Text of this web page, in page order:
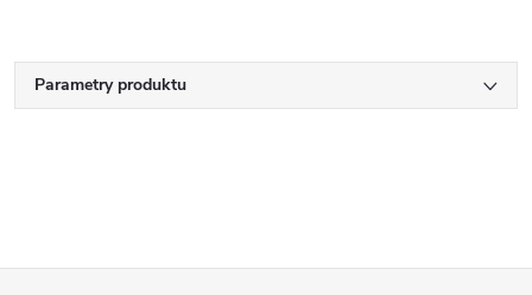
Parametry produktu